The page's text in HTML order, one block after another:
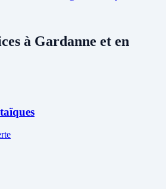
à Gardanne et en